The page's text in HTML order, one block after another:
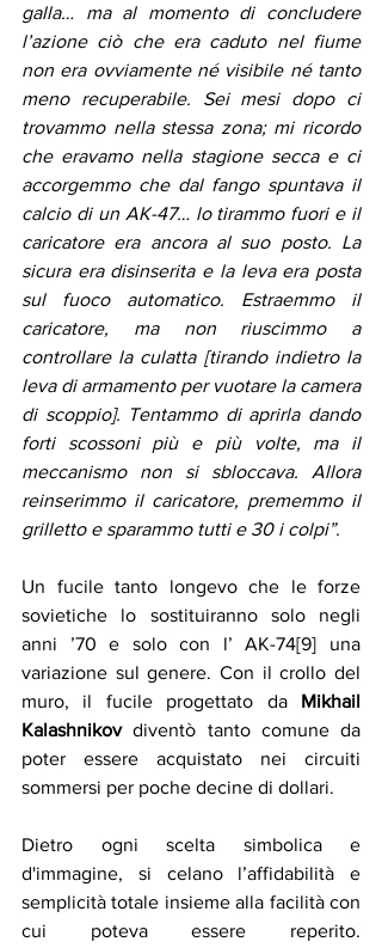
galla… ma al momento di concludere
l’azione ciò che era caduto nel fiume
non era ovviamente né visibile né tanto
meno recuperabile. Sei mesi dopo ci
trovammo nella stessa zona; mi ricordo
che eravamo nella stagione secca e ci
accorgemmo che dal fango spuntava il
calcio di un AK-47… lo tirammo fuori e il
caricatore era ancora al suo posto. La
sicura era disinserita e la leva era posta
sul fuoco automatico. Estraemmo il
caricatore, ma non riuscimmo a
controllare la culatta [tirando indietro la
leva di armamento per vuotare la camera
di scoppio]. Tentammo di aprirla dando
forti scossoni più e più volte, ma il
meccanismo non si sbloccava. Allora
reinserimmo il caricatore, prememmo il
grilletto e sparammo tutti e 30 i colpi”.
Un fucile tanto longevo che le forze
sovietiche lo sostituiranno solo negli
anni ’70 e solo con l’ AK-74[9] una
variazione sul genere. Con il crollo del
muro, il fucile progettato da Mikhail
Kalashnikov diventò tanto comune da
poter essere acquistato nei circuiti
sommersi per poche decine di dollari.
Dietro ogni scelta simbolica e
d'immagine, si celano l’affidabilità e
semplicità totale insieme alla facilità con
cui poteva essere reperito.